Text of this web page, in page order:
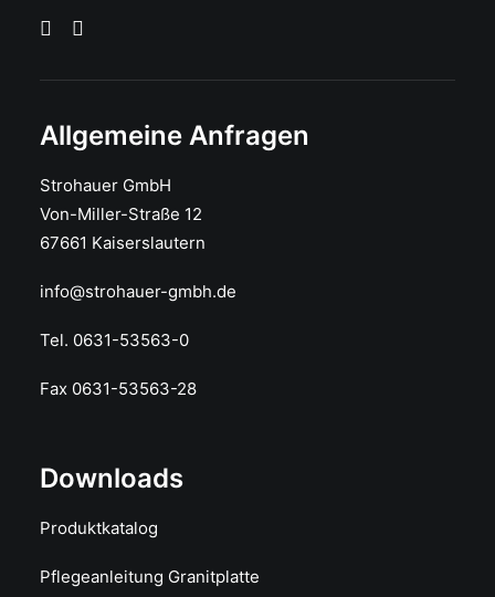
Allgemeine Anfragen
Strohauer GmbH
Von-Miller-Straße 12
67661 Kaiserslautern
info@strohauer-gmbh.de
Tel. 0631-53563-0
Fax 0631-53563-28
Downloads
Produktkatalog
Pflegeanleitung Granitplatte